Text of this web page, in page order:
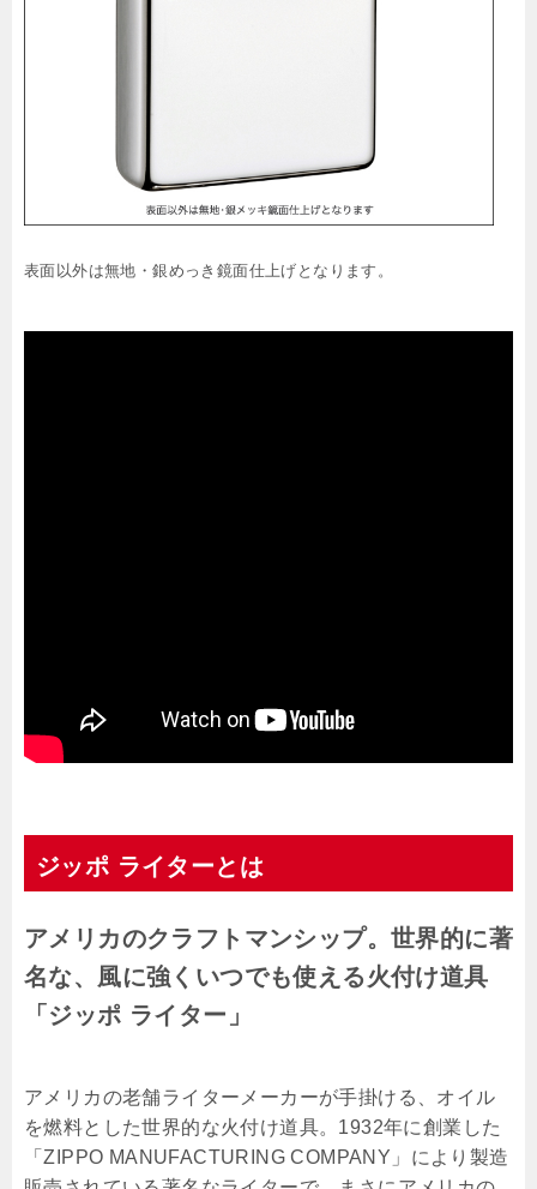
表面以外は無地・銀めっき鏡面仕上げとなります。
ジッポ ライターとは
アメリカのクラフトマンシップ。世界的に著
名な、風に強くいつでも使える火付け道具
「ジッポ ライター」
アメリカの老舗ライターメーカーが手掛ける、オイル
を燃料とした世界的な火付け道具。1932年に創業した
「ZIPPO MANUFACTURING COMPANY」により製造